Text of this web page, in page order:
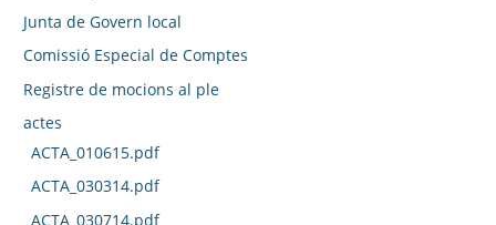
Junta de Govern local
Comissió Especial de Comptes
Registre de mocions al ple
actes
ACTA_010615.pdf
ACTA_030314.pdf
ACTA_030714.pdf